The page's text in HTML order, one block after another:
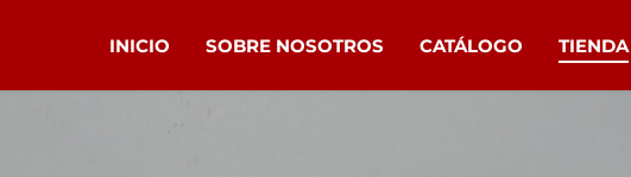
INICIO SOBRE NOSOTROS CATÁLOGO TIENDA